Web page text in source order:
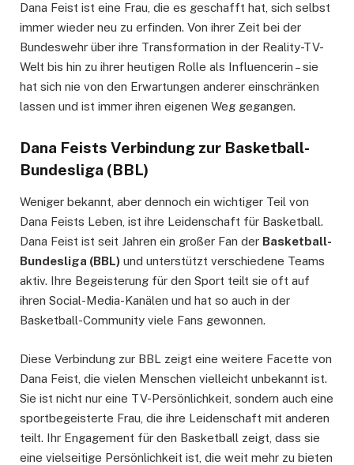
Dana Feist ist eine Frau, die es geschafft hat, sich selbst
immer wieder neu zu erfinden. Von ihrer Zeit bei der
Bundeswehr über ihre Transformation in der Reality-TV-
Welt bis hin zu ihrer heutigen Rolle als Influencerin – sie
hat sich nie von den Erwartungen anderer einschränken
lassen und ist immer ihren eigenen Weg gegangen.
Dana Feists Verbindung zur Basketball-
Bundesliga (BBL)
Weniger bekannt, aber dennoch ein wichtiger Teil von
Dana Feists Leben, ist ihre Leidenschaft für Basketball.
Dana Feist ist seit Jahren ein großer Fan der Basketball-
Bundesliga (BBL) und unterstützt verschiedene Teams
aktiv. Ihre Begeisterung für den Sport teilt sie oft auf
ihren Social-Media-Kanälen und hat so auch in der
Basketball-Community viele Fans gewonnen.
Diese Verbindung zur BBL zeigt eine weitere Facette von
Dana Feist, die vielen Menschen vielleicht unbekannt ist.
Sie ist nicht nur eine TV-Persönlichkeit, sondern auch eine
sportbegeisterte Frau, die ihre Leidenschaft mit anderen
teilt. Ihr Engagement für den Basketball zeigt, dass sie
eine vielseitige Persönlichkeit ist, die weit mehr zu bieten